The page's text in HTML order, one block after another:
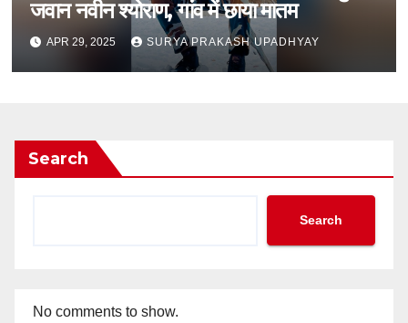
जवान नवीन श्योराण, गांव में छाया मातम
APR 29, 2025 SURYA PRAKASH UPADHYAY
Search
Search
No comments to show.